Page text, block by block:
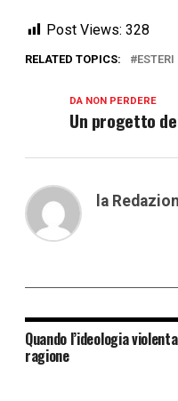
Post Views: 328
RELATED TOPICS: ESTERI
DA NON PERDERE
Un progetto
la
Quando l’ideologia
ragione